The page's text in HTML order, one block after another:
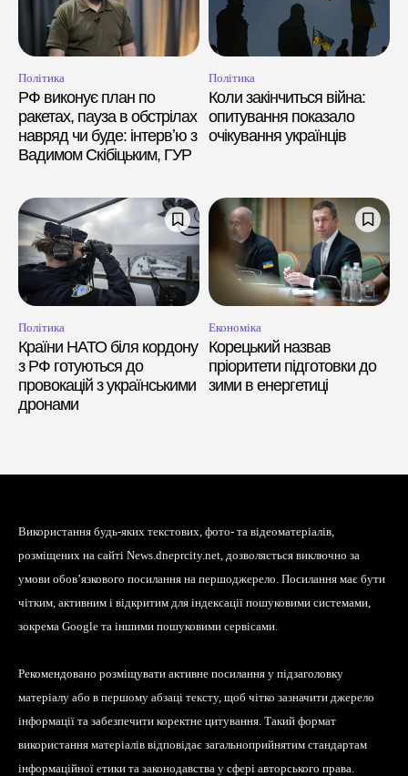
Політика
РФ виконує план по
ракетах, пауза в обстрілах
навряд чи буде: інтервʼю з
Вадимом Скібіцьким, ГУР
Політика
Коли закінчиться війна:
опитування показало
очікування українців
Політика
Країни НАТО біля кордону
з РФ готуються до
провокацій з українськими
дронами
Економіка
Корецький назвав
пріоритети підготовки до
зими в енергетиці
Використання будь-яких текстових, фото- та відеоматеріалів,
розміщених на сайті News.dneprcity.net, дозволяється виключно за
умови обов’язкового посилання на першоджерело. Посилання має бути
чітким, активним і відкритим для індексації пошуковими системами,
зокрема Google та іншими пошуковими сервісами.
Рекомендовано розміщувати активне посилання у підзаголовку
матеріалу або в першому абзаці тексту, щоб чітко зазначити джерело
інформації та забезпечити коректне цитування. Такий формат
використання матеріалів відповідає загальноприйнятим стандартам
інформаційної етики та законодавства у сфері авторського права.